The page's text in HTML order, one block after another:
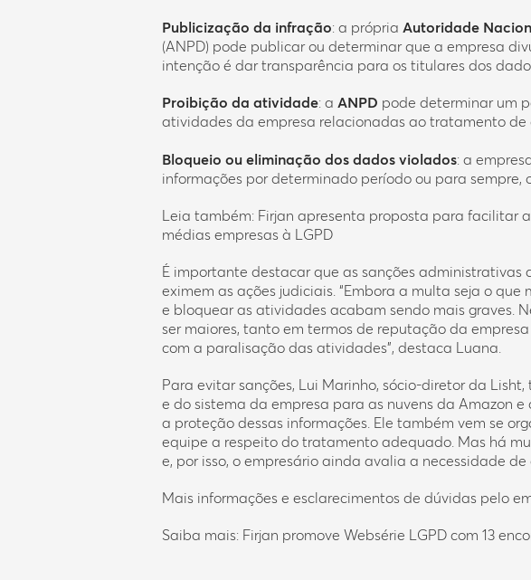
Publicização da infração: a própria Autoridade
(ANPD) pode publicar ou determinar que a empresa
intenção é dar transparência para os titulares dos
Proibição da atividade: a ANPD pode determinar um
atividades da empresa relacionadas ao tratamento de
Bloqueio ou eliminação dos dados violados: a
informações por determinado período ou para sempre,
Leia também: Firjan apresenta proposta para facilitar
médias empresas à LGPD
É importante destacar que as sanções administrativas
eximem as ações judiciais. “Embora a multa seja o
e bloquear as atividades acabam sendo mais graves.
ser maiores, tanto em termos de reputação da
com a paralisação das atividades”, destaca Luana.
Para evitar sanções, Lui Marinho, sócio-diretor da
e do sistema da empresa para as nuvens da Amazon
a proteção dessas informações. Ele também vem se
equipe a respeito do tratamento adequado. Mas há
e, por isso, o empresário ainda avalia a necessidade
Mais informações e esclarecimentos de dúvidas pelo
Saiba mais: Firjan promove Websérie LGPD com 13